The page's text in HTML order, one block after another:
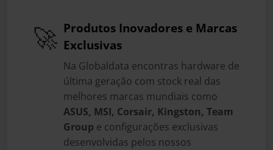
🚀 Produtos Inovadores e Marcas
Exclusivas
Na Globaldata encontras hardware de
última geração com stock real das
melhores marcas mundiais como
ASUS, MSI, Corsair, Kingston, Team
Group e configurações exclusivas
desenvolvidas pelos nossos